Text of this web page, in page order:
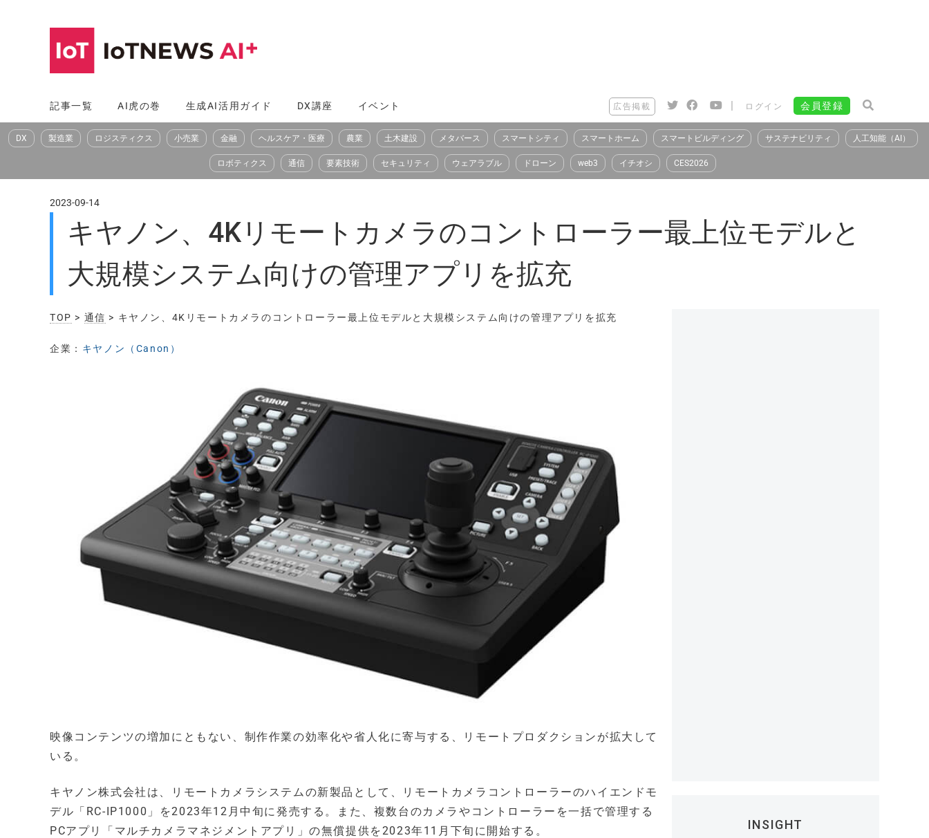
へ
ス
記事一覧 AI虎の巻 生成AI活用ガイド DX講座 イベント 広告掲載 | ログイン 会員登録
DX 製造業 ロジスティクス 小売業 金融 ヘルスケア・医療 農業 土木建設 メタバース スマートシティ スマートホーム スマートビルディング サステナビリティ 人工知能（AI）
ロボティクス 通信 要素技術 セキュリティ ウェアラブル ドローン web3 イチオシ CES2026
2023-09-14
キヤノン、4Kリモートカメラのコントローラー最上位モデルと
大規模システム向けの管理アプリを拡充
TOP > 通信 > キヤノン、4Kリモートカメラのコントローラー最上位モデルと大規模システム向けの管理アプリを拡充
企業： キヤノン（Canon）
映像コンテンツの増加にともない、制作作業の効率化や省人化に寄与する、リモートプロダクションが拡大して
いる。
キヤノン株式会社は、リモートカメラシステムの新製品として、リモートカメラコントローラーのハイエンドモ
デル「RC-IP1000」を2023年12月中旬に発売する。また、複数台のカメラやコントローラーを一括で管理する
PCアプリ「マルチカメラマネジメントアプリ」の無償提供を2023年11月下旬に開始する。
INSIGHT